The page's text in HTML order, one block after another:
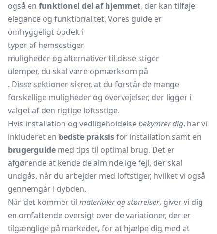
også en funktionel del af hjemmet, der kan tilføje
elegance og funktionalitet. Vores guide er
omhyggeligt opdelt i
typer af hemsestiger
muligheder og alternativer til disse stiger
ulemper, du skal være opmærksom på
. Disse sektioner sikrer, at du forstår de mange
forskellige muligheder og overvejelser, der ligger i
valget af den rigtige loftsstige.
Hvis installation og vedligeholdelsebekymrer dig, har vi
inkluderet en bedste praksisfor installation samt en
brugerguide med tips til optimal brug. Det er
afgørende at kende de almindelige fejl, der skal
undgås, når du arbejder med loftstiger, hvilket vi også
gennemgår i dybden.
Når det kommer til materialer og størrelser, giver vi dig
en omfattende oversigt over de variationer, der er
tilgænglige på markedet, for at hjælpe dig med at